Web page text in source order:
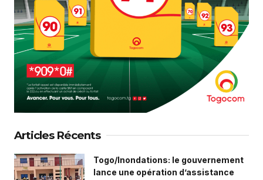
Articles Récents
Togo/Inondations: le gouvernement
lance une opération d’assistance